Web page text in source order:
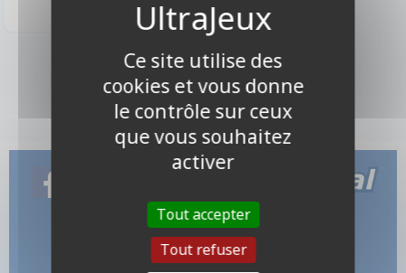
1 produits
Ce site utilise des
cookies et vous donne
le contrôle sur ceux
que vous souhaitez
activer
Tout accepter
Tout refuser